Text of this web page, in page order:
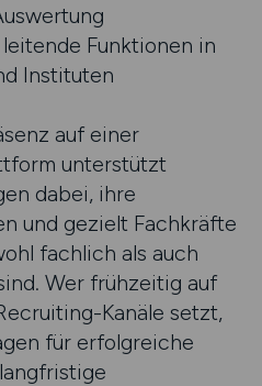
Funktionen in
Instituten
auf einer
unterstützt
dabei, ihre
und gezielt Fachkräfte
fachlich als auch
Wer frühzeitig auf
Kanäle setzt,
für erfolgreiche